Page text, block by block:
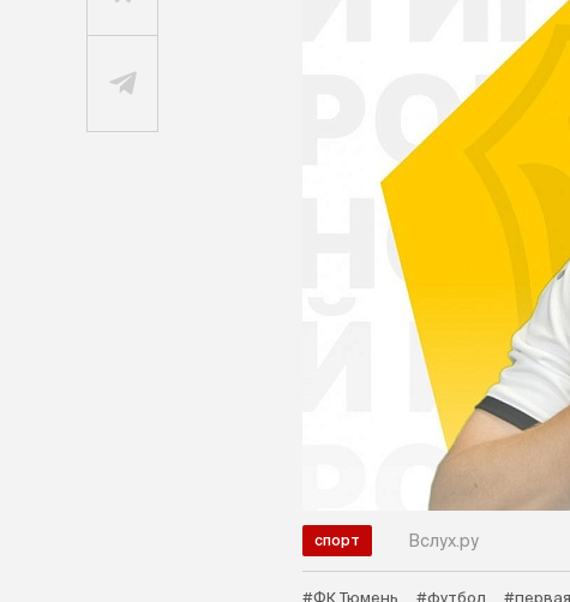
спорт Вслух.ру
#ФК Тюмень #футбол